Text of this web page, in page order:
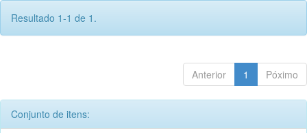
Resultado 1-1 de 1.
Anterior 1 Póximo
Conjunto de itens: